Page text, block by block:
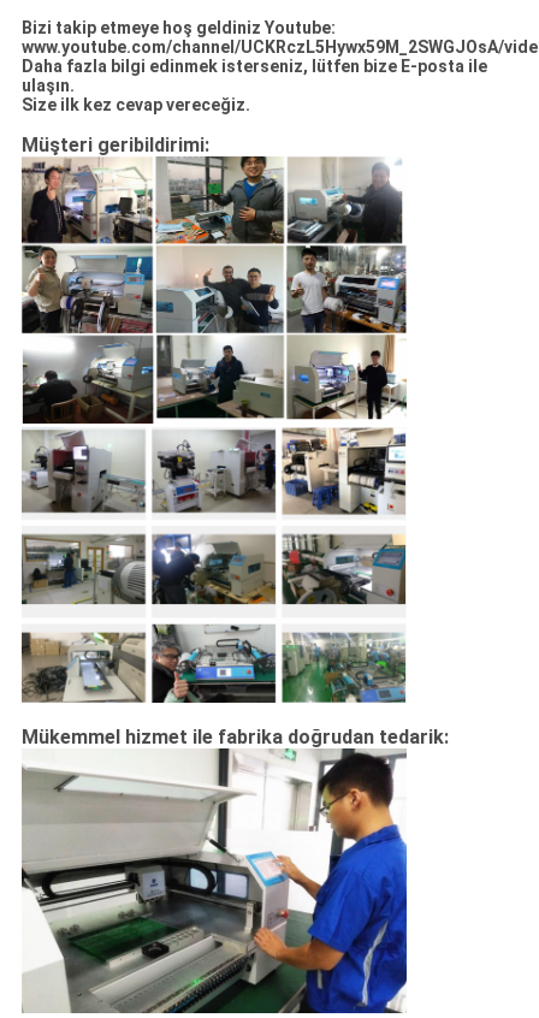
Bizi takip etmeye hoş geldiniz Youtube:
www.youtube.com/channel/UCKRczL5Hywx59M_2SWGJOsA/
Daha fazla bilgi edinmek isterseniz, lütfen bize E-posta ile
ulaşın.
Size ilk kez cevap vereceğiz.
Müşteri geribildirimi:
Mükemmel hizmet ile fabrika doğrudan tedarik: